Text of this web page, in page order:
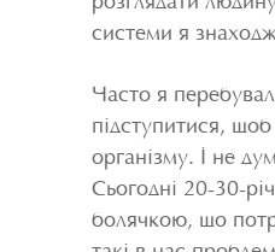
системи я
Часто я
підступитися,
організму. І не
Сьогодні 20-30-
болячкою, що